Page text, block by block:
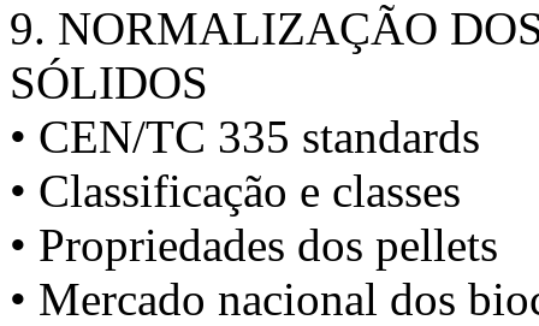
9. NORMALIZAÇÃO
SÓLIDOS
• CEN/TC 335 standards
• Classificação e classes
• Propriedades dos pellets
• Mercado nacional dos